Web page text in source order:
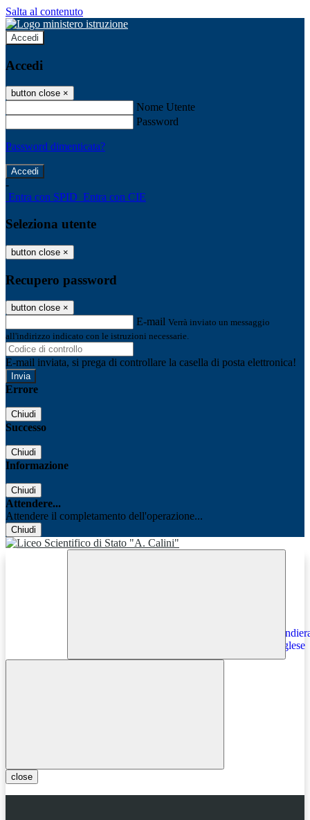
Salta al contenuto
Accedi
Accedi
button close ×
Nome Utente
Password
Password dimenticata?
-
Entra con SPID Entra con CIE
Seleziona utente
button close ×
Recupero password
button close ×
E-mail Verrà inviato un messaggio
all'indirizzo indicato con le istruzioni necessarie.
E-mail inviata, si prega di controllare la casella di posta elettronica!
Errore
Chiudi
Successo
Chiudi
Informazione
Chiudi
Attendere...
Attendere il completamento dell'operazione...
Chiudi
close